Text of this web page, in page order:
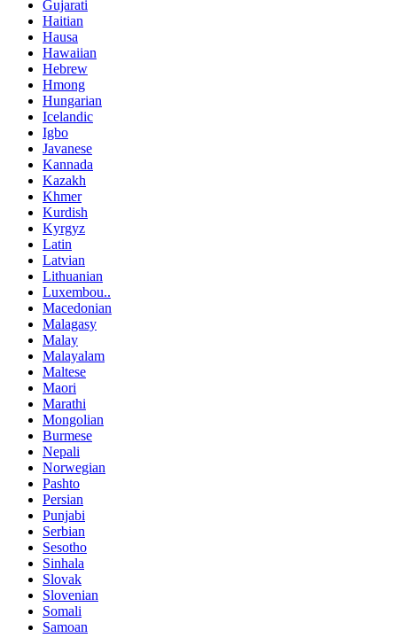
Gujarati
Haitian
Hausa
Hawaiian
Hebrew
Hmong
Hungarian
Icelandic
Igbo
Javanese
Kannada
Kazakh
Khmer
Kurdish
Kyrgyz
Latin
Latvian
Lithuanian
Luxembou..
Macedonian
Malagasy
Malay
Malayalam
Maltese
Maori
Marathi
Mongolian
Burmese
Nepali
Norwegian
Pashto
Persian
Punjabi
Serbian
Sesotho
Sinhala
Slovak
Slovenian
Somali
Samoan